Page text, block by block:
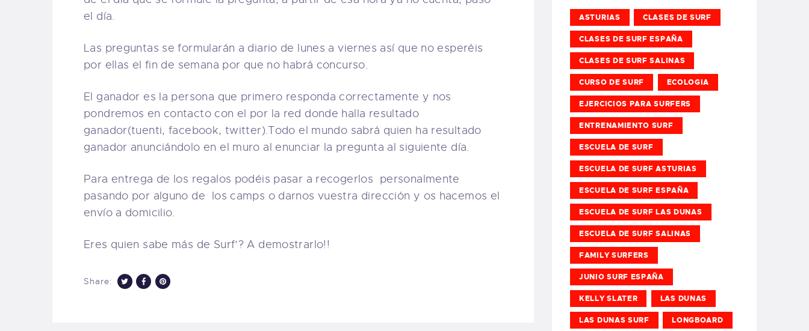
el día.
Las preguntas se formularán a diario de lunes a viernes así que no esperéis
por ellas el fin de semana por que no habrá concurso.
El ganador es la persona que primero responda correctamente y nos
pondremos en contacto con el por la red donde halla resultado
ganador(tuenti, facebook, twitter).Todo el mundo sabrá quien ha resultado
ganador anunciándolo en el muro al enunciar la pregunta al siguiente día.
Para entrega de los regalos podéis pasar a recogerlos personalmente
pasando por alguno de los camps o darnos vuestra dirección y os hacemos el
envío a domicilio.
Eres quien sabe más de Surf’? A demostrarlo!!
Share:
ASTURIAS CLASES DE SURF
CLASES DE SURF ESPAÑA
CLASES DE SURF SALINAS
CURSO DE SURF ECOLOGIA
EJERCICIOS PARA SURFERS
ENTRENAMIENTO SURF
ESCUELA DE SURF
ESCUELA DE SURF ASTURIAS
ESCUELA DE SURF ESPAÑA
ESCUELA DE SURF LAS DUNAS
ESCUELA DE SURF SALINAS
FAMILY SURFERS
JUNIO SURF ESPAÑA
KELLY SLATER LAS DUNAS
LAS DUNAS SURF LONGBOARD